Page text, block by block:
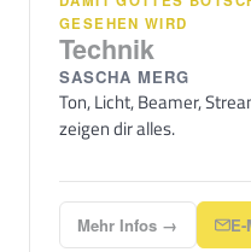
GESEHEN WIRD
Technik
SASCHA MERG
Ton, Licht, Beamer,
zeigen dir alles.
Mehr Infos →